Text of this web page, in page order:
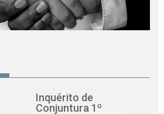
Inquérito de
Conjuntura 1º